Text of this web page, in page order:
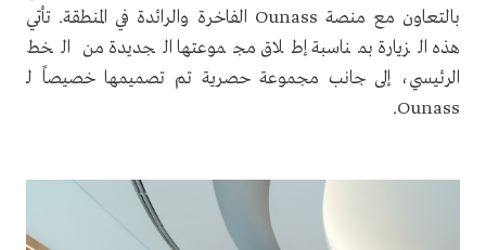
بالتعاون مع منصة Ounass الفاخرة والرائدة في المنطقة. تأتي
هذه الزيارة بمناسبة إطلاق مجموعتها الجديدة من الخط
الرئيسي، إلى جانب مجموعة حصرية تم تصميمها خصيصاً لـ
Ounass.